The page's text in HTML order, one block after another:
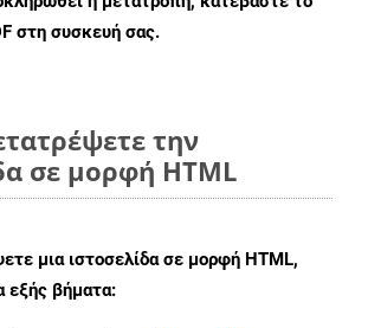
στη συσκευή σας.
την
σε μορφή HTML
μια ιστοσελίδα σε μορφή HTML,
εξής βήματα: